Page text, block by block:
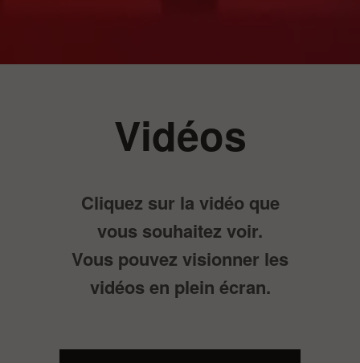
Vidéos
Cliquez sur la vidéo que
vous souhaitez voir.
Vous pouvez visionner les
vidéos en plein écran.